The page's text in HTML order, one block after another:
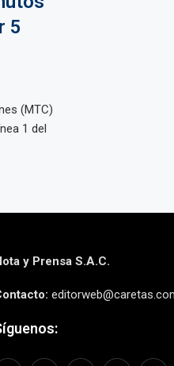
5
(MTC)
1 del
y Prensa S.A.C.